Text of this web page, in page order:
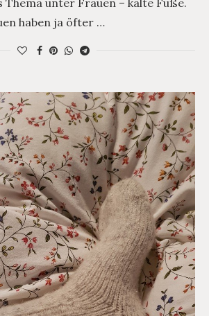
Thema unter Frauen – kalte Füße.
haben ja öfter …